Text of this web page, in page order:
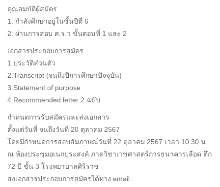
คุณสมบัติผู้สมัคร
1. กำลังศึกษาอยู่ในชั้นปีที่ 6
2. ผ่านการสอบ ศ.ร.ว ขั้นตอนที่ 1 และ 2
เอกสารประกอบการสมัคร
1.ประวัติส่วนตัว
2.Transcript (จนถึงปีการศึกษาปัจจุบัน)
3.Statement of purpose
4.Recommended letter 2 ฉบับ
กำหนดการรับสมัครและส่งเอกสาร
ตั้งแต่วันที่ จนถึงวันที่ 20 ตุลาคม 2567
โดยมีกำหนดการสอบสัมภาษณ์วันที่ 22 ตุลาคม 2567 เวลา 10.30 น.
ณ ห้องประชุมอเนกประสงค์ ภาควิชาเวชศาสตร์การธนาคารเลือด ตึก
72 ปี ชั้น 3 โรงพยาบาลศิริราช
ส่งเอกสารประกอบการสมัครได้ทาง email :